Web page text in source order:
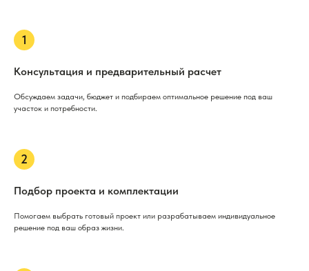
Консультация и предварительный расчет
Обсуждаем задачи, бюджет и подбираем оптимальное решение под ваш
участок и потребности.
Подбор проекта и комплектации
Помогаем выбрать готовый проект или разрабатываем индивидуальное
решение под ваш образ жизни.